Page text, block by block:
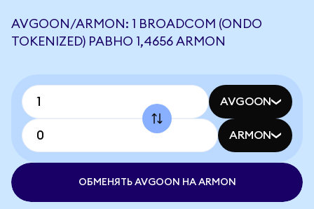
AVGOON/ARMON: 1 BROADCOM (ONDO
TOKENIZED) РАВНО 1,4656 ARMON
AVGOON
ARMON
ОБМЕНЯТЬ AVGOON НА ARMON